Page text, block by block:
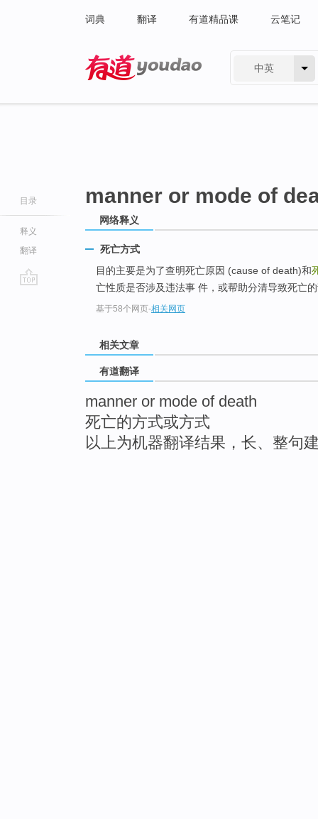
词典 翻译 有道精品课 云笔记
中英
目录
释义
翻译
manner or mode of
网络释义
死亡方式
目的主要是为了查明死亡原因 (cause of death)和
亡性质是否涉及违法事 件，或帮助分清导致死亡
基于58个网页-相关网页
相关文章
有道翻译
manner or mode of death
死亡的方式或方式
以上为机器翻译结果，长、整句